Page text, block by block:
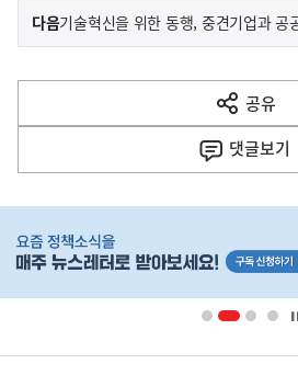
이
전
다
음
다음기
공유
열
기
댓글보기
단
영